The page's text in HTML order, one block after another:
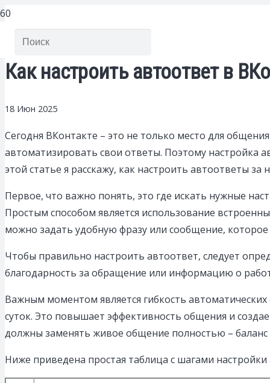
Как настроить автоответ в
18 Июн 2025
Сегодня ВКонтакте – это не только место для
автоматизировать свои ответы. Поэтому настройка
этой статье я расскажу, как настроить автоответы
Первое, что важно понять, это где искать нужные
Простым способом является использование
можно задать удобную фразу или сообщение,
Чтобы правильно настроить автоответ, следует
благодарность за обращение или информацию о
Важным моментом является гибкость
суток. Это повышает эффективность общения и
должны заменять живое общение полностью – баланс
Ниже приведена простая таблица с шагами